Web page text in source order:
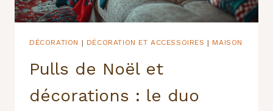
DÉCORATION DÉCORATION ET ACCESSOIRES MAISON
Pulls de Noël et
décorations : le duo